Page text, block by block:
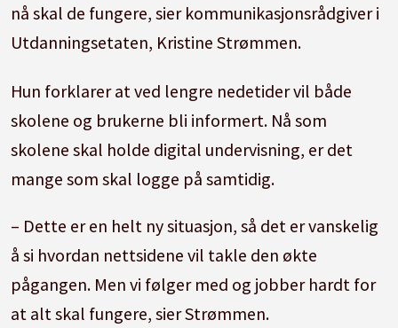
nå skal de fungere, sier kommunikasjonsrådgiver i
Utdanningsetaten, Kristine Strømmen.
Hun forklarer at ved lengre nedetider vil både
skolene og brukerne bli informert. Nå som
skolene skal holde digital undervisning, er det
mange som skal logge på samtidig.
– Dette er en helt ny situasjon, så det er vanskelig
å si hvordan nettsidene vil takle den økte
pågangen. Men vi følger med og jobber hardt for
at alt skal fungere, sier Strømmen.